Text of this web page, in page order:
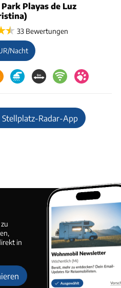
Playas de Luz
33 Bewertungen
Nacht
Stellplatz-Radar-App
in